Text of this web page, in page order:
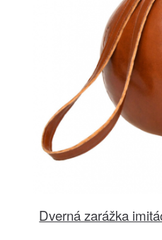
Dverná zarážka